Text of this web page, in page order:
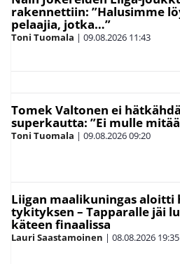
rakennettiin: ”Halusimme
pelaajia, jotka…”
Toni Tuomala | 09.08.2026 11:43
Tomek Valtonen ei
superkautta: ”Ei mulle
Toni Tuomala | 09.08.202609:20
Liigan maalikuningas aloitti
tykityksen – Tapparalle jäi
käteen finaalissa
Lauri Saastamoinen | 08.08.2026 19:35